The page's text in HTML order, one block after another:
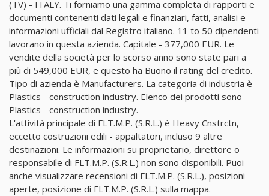
(TV) - ITALY. Ti forniamo una gamma completa di rapporti e
documenti contenenti dati legali e finanziari, fatti, analisi e
informazioni ufficiali dal Registro italiano. 11 to 50 dipendenti
lavorano in questa azienda. Capitale - 377,000 EUR. Le
vendite della società per lo scorso anno sono state pari a
più di 549,000 EUR, e questo ha Buono il rating del credito.
Tipo di azienda è Manufacturers. La categoria di industria è
Plastics - construction industry. Elenco dei prodotti sono
Plastics - construction industry.
L'attività principale di FLT.M.P. (S.R.L.) è Heavy Cnstrctn,
eccetto costruzioni edili - appaltatori, incluso 9 altre
destinazioni. Le informazioni su proprietario, direttore o
responsabile di FLT.M.P. (S.R.L.) non sono disponibili. Puoi
anche visualizzare recensioni di FLT.M.P. (S.R.L.), posizioni
aperte, posizione di FLT.M.P. (S.R.L.) sulla mappa.